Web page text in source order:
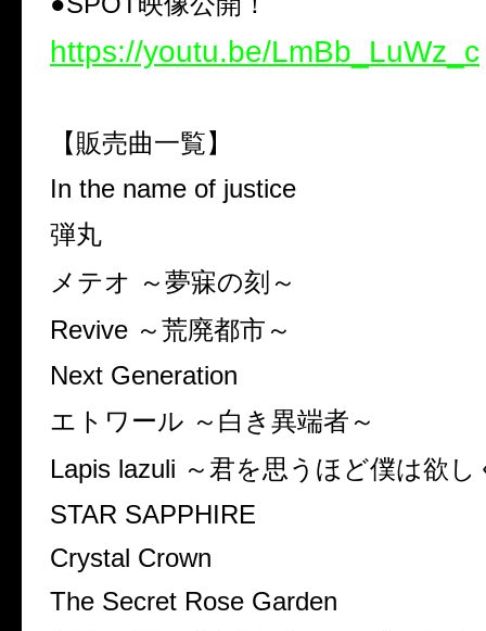
https://youtu.be/LmBb_LuWz_c
【販売曲一覧】
In the name of justice
弾丸
メテオ ～夢寐の刻～
Revive ～荒廃都市～
Next Generation
エトワール ～白き異端者～
Lapis lazuli ～君を思うほど僕は欲し
STAR SAPPHIRE
Crystal Crown
The Secret Rose Garden